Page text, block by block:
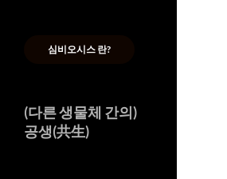
심비오시스 란?
(다른 생물체 간의)
공생(共生)